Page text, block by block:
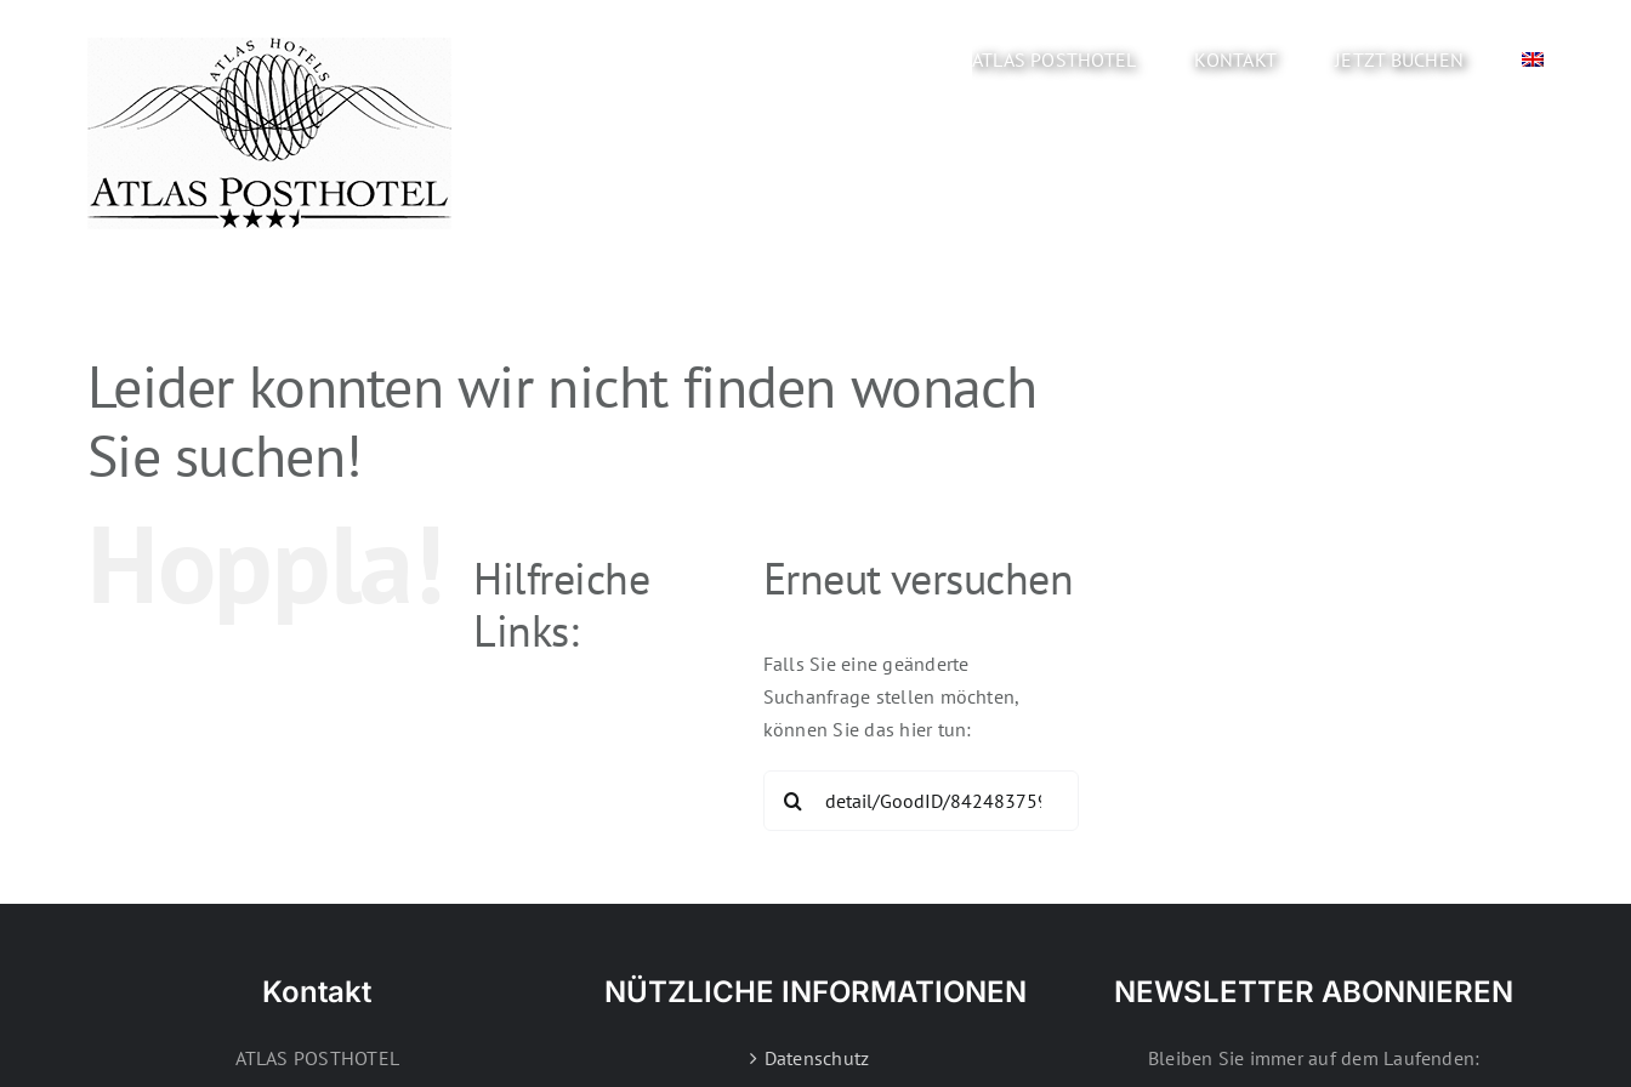
ATLAS POSTHOTEL KONTAKT JETZT BUCHEN
Leider konnten wir nicht finden wonach
Sie suchen!
Hilfreiche
Links:
Erneut versuchen
Falls Sie eine geänderte
Suchanfrage stellen möchten,
können Sie das hier tun:
Kontakt
ATLAS POSTHOTEL
NÜTZLICHE INFORMATIONEN
Datenschutz
NEWSLETTER ABONNIEREN
Bleiben Sie immer auf dem Laufenden: